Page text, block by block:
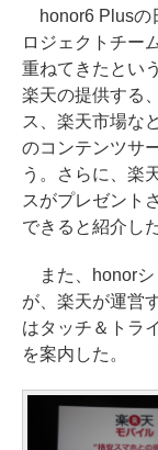
honor6 Plusの
ロジェクトチー
重ねてきたとい
楽天の提供する
ス、楽天市場な
のコンテンツサ
う。さらに、楽
スがプレゼント
できると紹介した
また、honorシ
が、楽天が運営
はタッチ＆トラ
を案内した。